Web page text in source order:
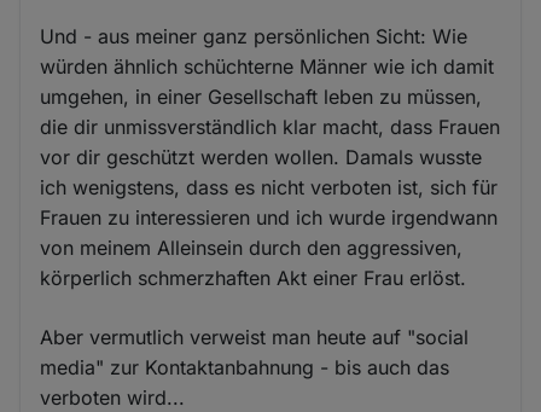
Und - aus meiner ganz persönlichen Sicht: Wie
würden ähnlich schüchterne Männer wie ich damit
umgehen, in einer Gesellschaft leben zu müssen,
die dir unmissverständlich klar macht, dass Frauen
vor dir geschützt werden wollen. Damals wusste
ich wenigstens, dass es nicht verboten ist, sich für
Frauen zu interessieren und ich wurde irgendwann
von meinem Alleinsein durch den aggressiven,
körperlich schmerzhaften Akt einer Frau erlöst.
Aber vermutlich verweist man heute auf "social
media" zur Kontaktanbahnung - bis auch das
verboten wird...